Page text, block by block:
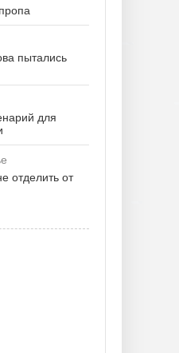
пытались
для
отделить от